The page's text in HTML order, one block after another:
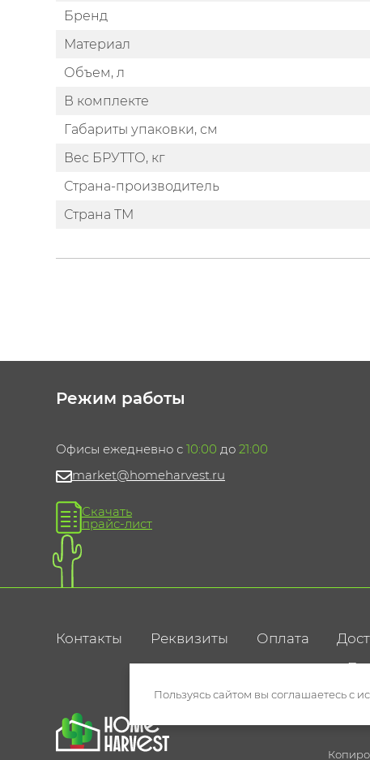
Бренд
Материал
Объем, л
В комплекте
Габариты упаковки, см
Вес БРУТТО, кг
Страна-производитель
Страна ТМ
Режим работы
Офисы ежедневно с 10:00 до 21:00
market@homeharvest.ru
Скачать
прайс-лист
Контакты Реквизиты Оплата
Пользуясь сайтом вы соглашаетесь с